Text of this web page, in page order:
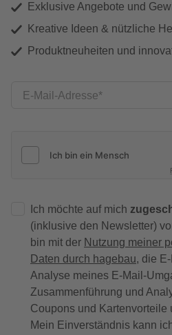
Exklusive Angebote und
Kreative Ideen & nützliche
Produktneuheiten und
E-Mail-Adresse
Ich möchte auf mich
(inklusive den Newsletter)
bin mit der Nutzung meiner
Daten durch hagebau, die
Analyse meines E-Mail-
Zusammenführung und
Coupons und Kartenvorteile
Mein Einverständnis kann